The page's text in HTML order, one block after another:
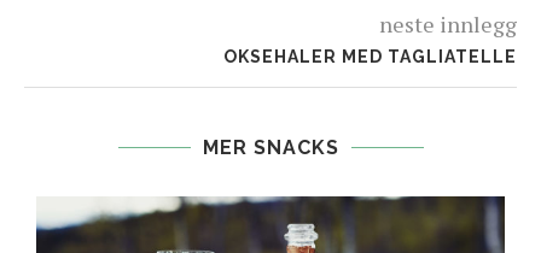
neste innlegg
OKSEHALER MED TAGLIATELLE
MER SNACKS